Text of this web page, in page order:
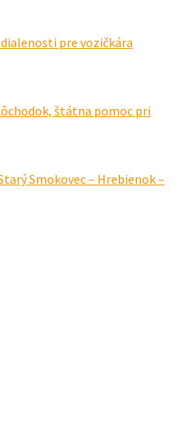
pre vozičkára
štátna pomoc pri
Smokovec – Hrebienok –